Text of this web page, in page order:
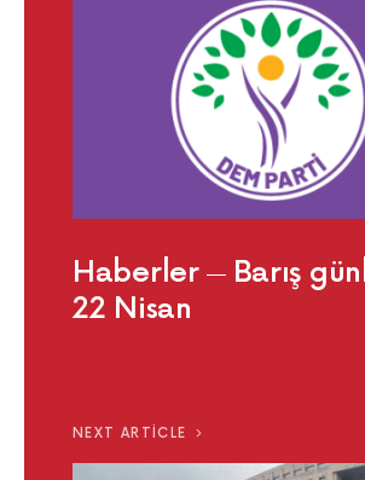
Haberler
Barış
22 Nisan
NEXT ARTICLE